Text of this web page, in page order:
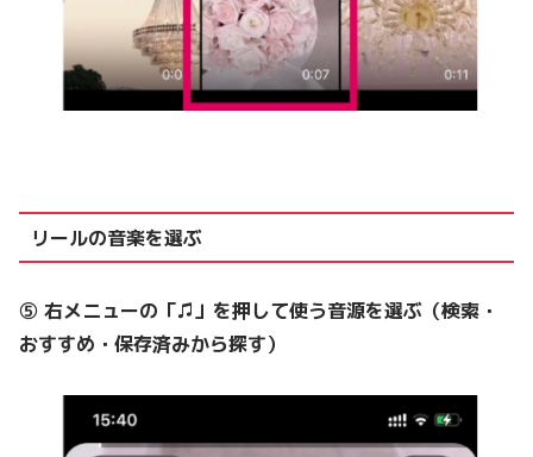
リールの音楽を選ぶ
⑤ 右メニューの「♫」を押して使う音源を選ぶ（検索・
おすすめ・保存済みから探す）